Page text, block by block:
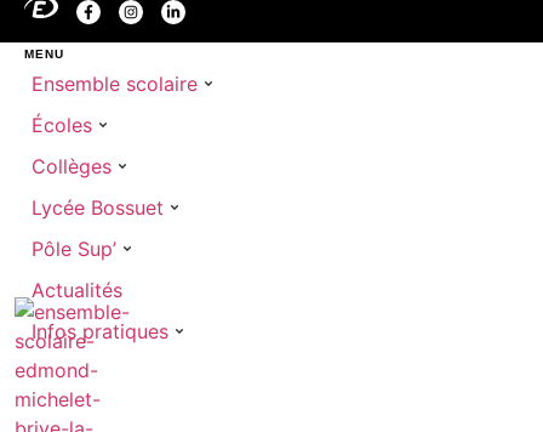
MENU
Ensemble scolaire
Écoles
Collèges
Lycée Bossuet
Pôle Sup’
Actualités
Infos pratiques